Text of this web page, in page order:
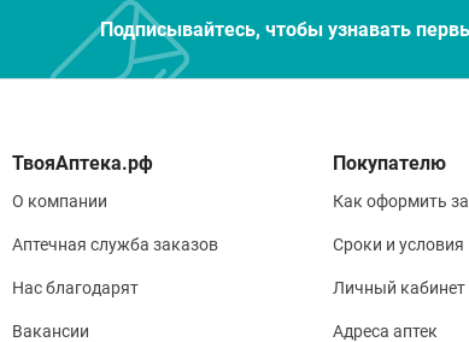
Подписывайтесь, чтобы узнавать
О компании
Аптечная служба заказов
Нас благодарят
Вакансии
Покупателю
Как оформить
Сроки и условия
Личный кабинет
Адреса аптек